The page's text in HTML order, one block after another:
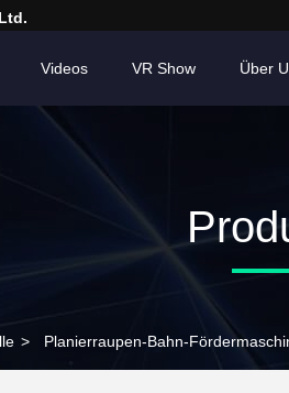
Videos VR Show Über
> Planierraupen-Bahn-